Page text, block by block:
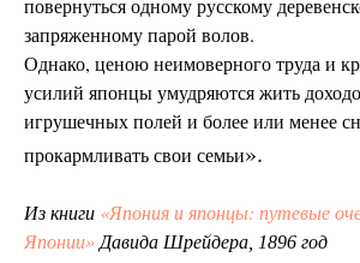
запряженному парой волов.
Однако, ценою неимоверного труда и
усилий японцы умудряются жить
игрушечных полей и более или менее
прокармливать свои семьи».
Из книги «Япония и японцы: путевые
Японии» Давида Шрейдера, 1896 год